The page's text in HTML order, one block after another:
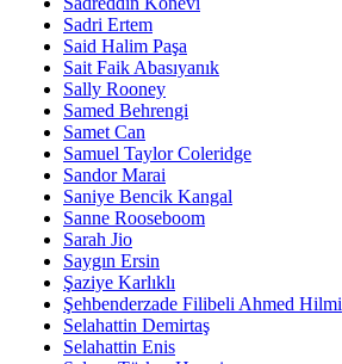
Sadri Ertem
Said Halim Paşa
Sait Faik Abasıyanık
Sally Rooney
Samed Behrengi
Samet Can
Samuel Taylor Coleridge
Sandor Marai
Saniye Bencik Kangal
Sanne Rooseboom
Sarah Jio
Saygın Ersin
Şaziye Karlıklı
Şehbenderzade Filibeli Ahmed Hilmi
Selahattin Demirtaş
Selahattin Enis